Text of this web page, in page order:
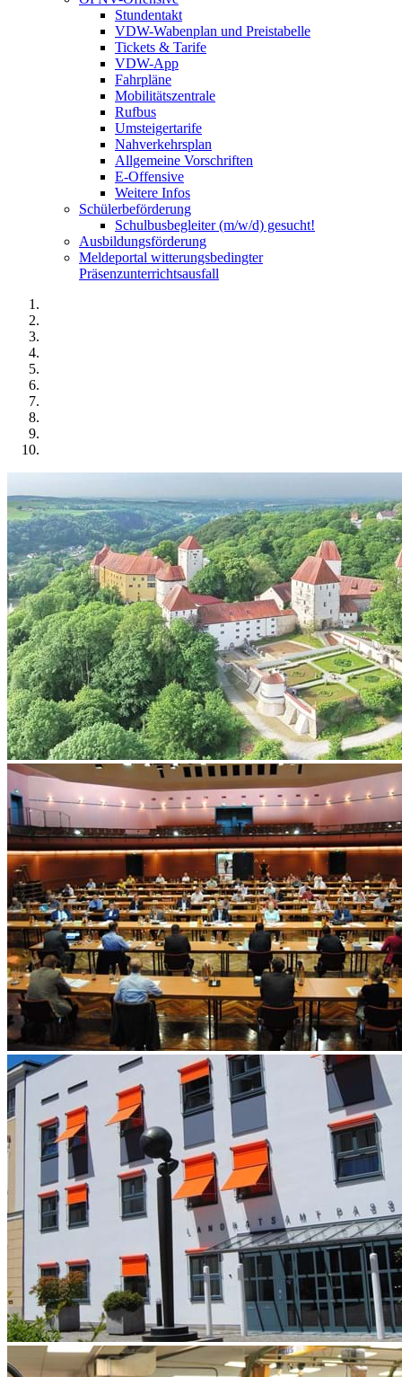
Stundentakt
VDW-Wabenplan und Preistabelle
Tickets & Tarife
VDW-App
Fahrpläne
Mobilitätszentrale
Rufbus
Umsteigertarife
Nahverkehrsplan
Allgemeine Vorschriften
E-Offensive
Weitere Infos
Schülerbeförderung
Schulbusbegleiter (m/w/d) gesucht!
Ausbildungsförderung
Meldeportal witterungsbedingter
Präsenzunterrichtsausfall